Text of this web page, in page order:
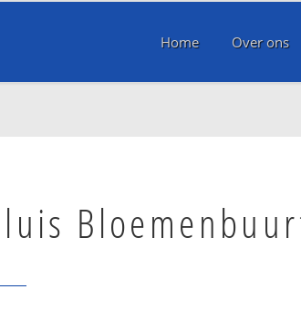
Home Over ons